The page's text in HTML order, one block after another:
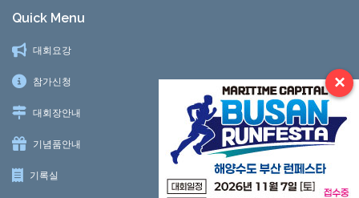
Quick Menu
대회요강
참가신청
대회장안내
기념품안내
기록실
×